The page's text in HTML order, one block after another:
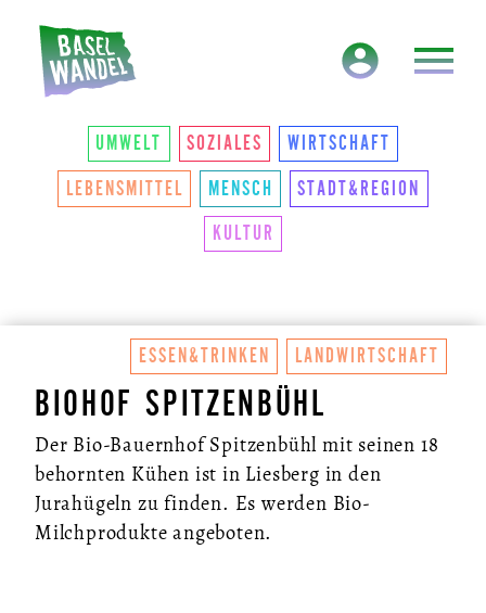
HAUPTNAVIGATION
THEMEN
UMWELT SOZIALES WIRTSCHAFT
LEBENSMITTEL MENSCH STADT&REGION
KULTUR
ESSEN&TRINKEN LANDWIRTSCHAFT
BIOHOF SPITZENBÜHL
Der Bio-Bauernhof Spitzenbühl mit seinen 18
behornten Kühen ist in Liesberg in den
Jurahügeln zu finden. Es werden Bio-
Milchprodukte angeboten.